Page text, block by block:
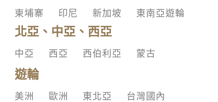
柬埔寨
印尼 新加坡 東南亞遊輪
北亞、中亞、西亞
中亞 西亞 西伯利亞 蒙古
遊輪
美洲 歐洲 東北亞
台灣國內